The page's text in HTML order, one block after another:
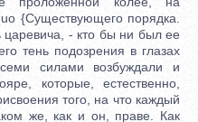
{Существующего порядка.
царевича, - кто бы ни был ее
тень подозрения в глазах
силами возбуждали и
которые, естественно,
того, на что каждый
же, как и он, праве. Как